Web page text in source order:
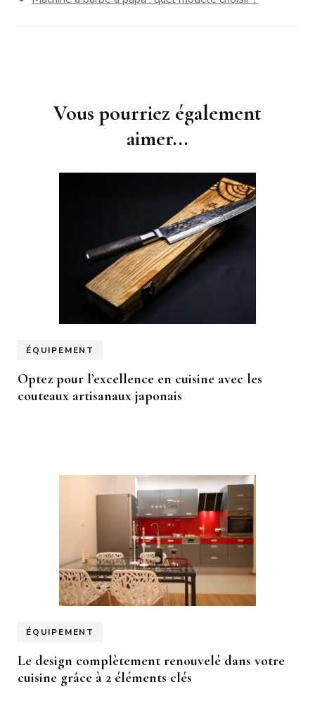
Navigation
Vous pourriez également
aimer...
ÉQUIPEMENT
Optez pour l’excellence en cuisine avec les
couteaux artisanaux japonais
ÉQUIPEMENT
Le design complètement renouvelé dans votre
cuisine grâce à 2 éléments clés